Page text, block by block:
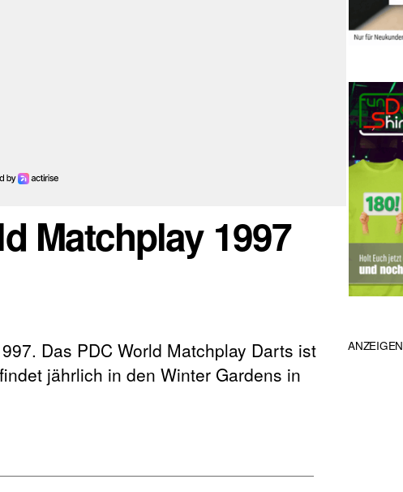
Matchplay 1997
Das PDC World Matchplay Darts ist
jährlich in den Winter Gardens in
ANZEIGEN